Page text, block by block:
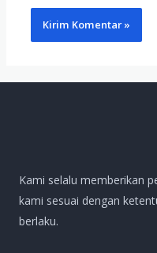
Kami selalu memberikan
kami sesuai dengan
berlaku.